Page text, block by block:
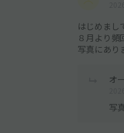
はじめまし
８月より頻
写真にあり
オ
写